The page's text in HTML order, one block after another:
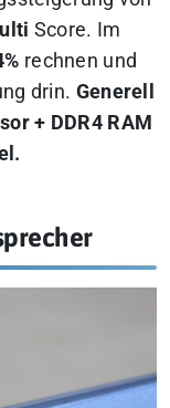
Score. Im
rechnen und
drin. Generell
+ DDR4 RAM